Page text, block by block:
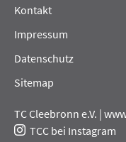
Kontakt
Impressum
Datenschutz
Sitemap
TC Cleebronn e.V. |
TCC bei Instagram